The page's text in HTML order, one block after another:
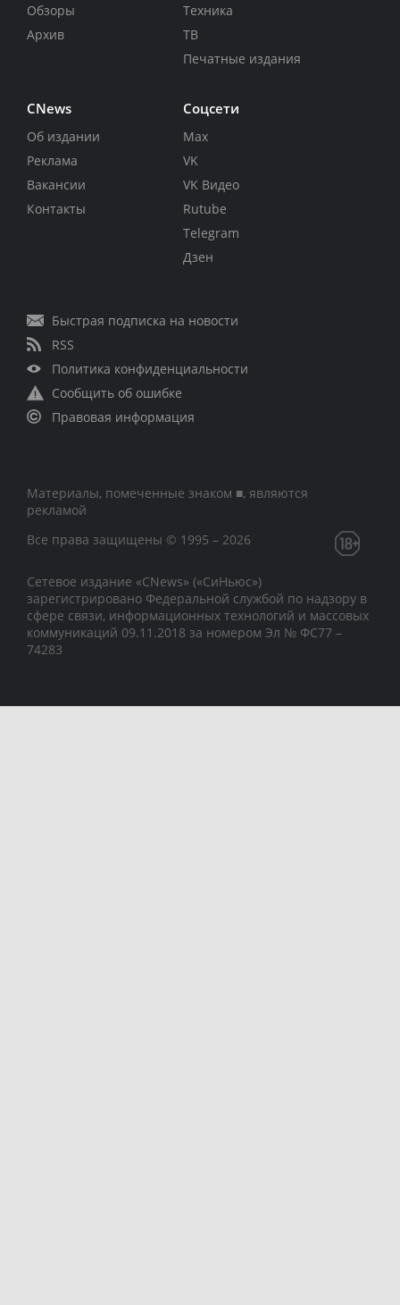
Обзоры
Архив
Техника
ТВ
Печатные издания
CNews
Об издании
Реклама
Вакансии
Контакты
Соцсети
Max
VK
VK Видео
Rutube
Telegram
Дзен
Быстрая подписка на новости
RSS
Политика конфиденциальности
Сообщить об ошибке
Правовая информация
Материалы, помеченные знаком ■, являются
рекламой
Все права защищены © 1995 – 2026
Сетевое издание «CNews» («СиНьюс»)
зарегистрировано Федеральной службой по надзору в
сфере связи, информационных технологий и массовых
коммуникаций 09.11.2018 за номером Эл № ФС77 –
74283